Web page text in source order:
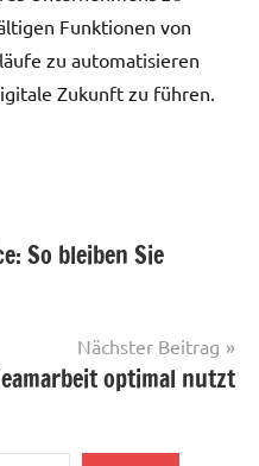
Funktionen von
zu automatisieren
Zukunft zu führen.
So bleiben Sie
Nächster Beitrag
optimal nutzt